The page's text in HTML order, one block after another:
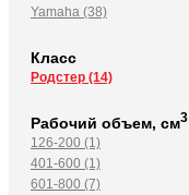
Yamaha (38)
Класс
Родстер (14)
Рабочий объем, см3
126-200 (1)
401-600 (1)
601-800 (7)